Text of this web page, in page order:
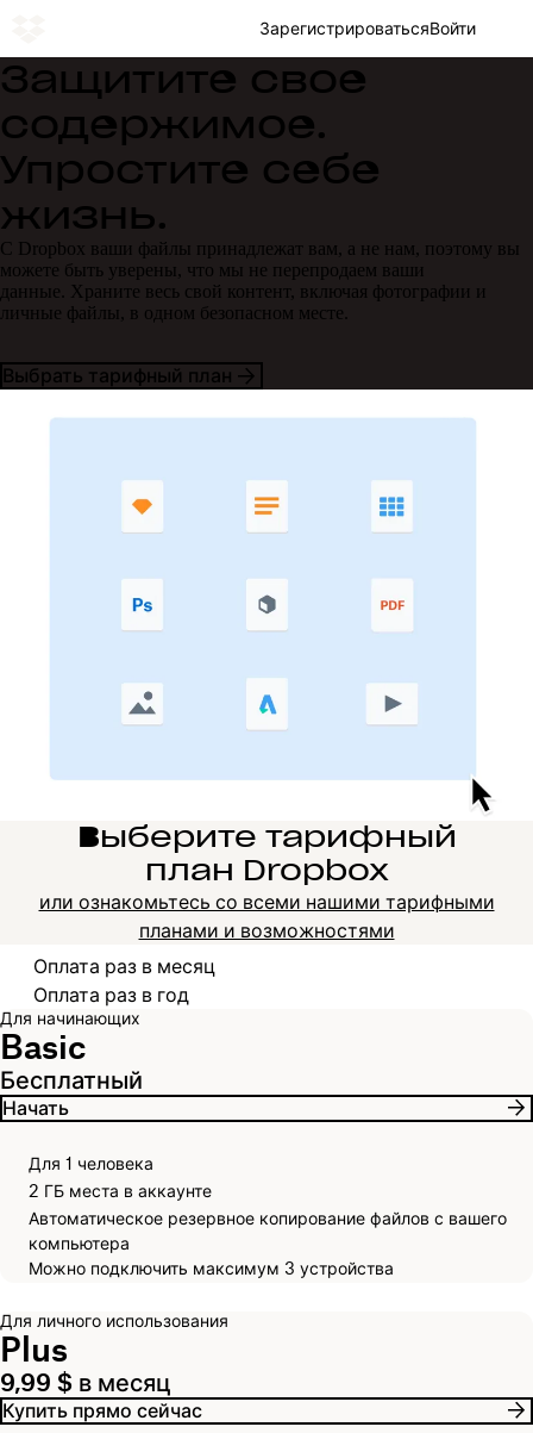
ЗарегистрироватьсяВойти
Защитите свое
содержимое.
Упростите себе
жизнь.
С Dropbox ваши файлы принадлежат вам, а не нам, поэтому вы
можете быть уверены, что мы не перепродаем ваши
данные. Храните весь свой контент, включая фотографии и
личные файлы, в одном безопасном месте.
Выбрать тарифный план
Выберите тарифный
план Dropbox
или ознакомьтесь со всеми нашими тарифными
планами и возможностями
Выберите платежный цикл
Оплата раз в месяц
Оплата раз в год
Для начинающих
Basic
Бесплатный
Начать
Для 1 человека
2 ГБ места в аккаунте
Автоматическое резервное копирование файлов с вашего
компьютера
Можно подключить максимум 3 устройства
Для личного использования
Plus
9,99 $ в месяц
Купить прямо сейчас